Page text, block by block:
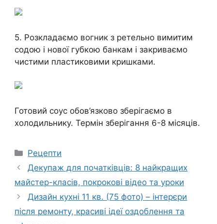
5. Розкладаємо вогник з ретельно вимитим
содою і нової губкою банкам і закриваємо
чистими пластиковими кришками.
Готовий соус обов’язково зберігаємо в
холодильнику. Термін зберігання 6-8 місяців.
Категорії
Рецепти
Декупаж для початківців: 8 найкращих
майстер-класів, покрокові відео та уроки
Дизайн кухні 11 кв. (75 фото) – інтерєри
після ремонту, красиві ідеї оздоблення та